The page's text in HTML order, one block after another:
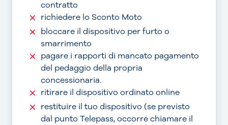
contratto
richiedere lo Sconto Moto
bloccare il dispositivo per furto o
smarrimento
pagare i rapporti di mancato pagamento
del pedaggio della propria
concessionaria.
ritirare il dispositivo ordinato online
restituire il tuo dispositivo (se previsto
dal punto Telepass, occorre chiamare il